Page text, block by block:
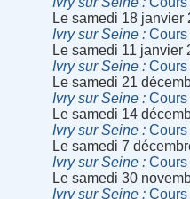
Le samedi 18 janvier
Ivry sur Seine
Le samedi 11 janvier
Ivry sur Seine
Le samedi 21
Ivry sur Seine
Le samedi 14
Ivry sur Seine
Le samedi 7
Ivry sur Seine
Le samedi 30
Ivry sur Seine